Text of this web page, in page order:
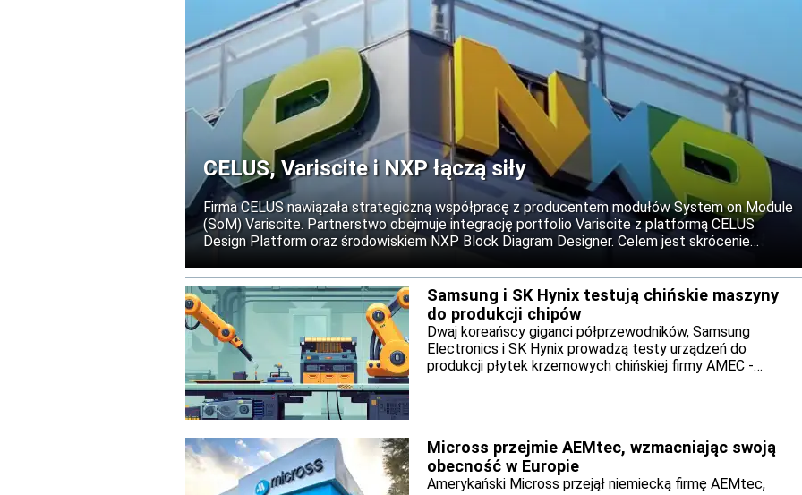
CELUS, Variscite i NXP łączą siły
Firma CELUS nawiązała strategiczną współpracę z producentem modułów System on Module
(SoM) Variscite. Partnerstwo obejmuje integrację portfolio Variscite z platformą CELUS
Design Platform oraz środowiskiem NXP Block Diagram Designer. Celem jest skrócenie
opartych na sztucznej inteligencji.
Samsung i SK Hynix testują chińskie maszyny
do produkcji chipów
Dwaj koreańscy giganci półprzewodników, Samsung
Electronics i SK Hynix prowadzą testy urządzeń do
produkcji płytek krzemowych chińskiej firmy AMEC -
dotyczących technologii półprzewodnikowych.
Micross przejmie AEMtec, wzmacniając swoją
obecność w Europie
Amerykański Micross przejął niemiecką firmę AEMtec,